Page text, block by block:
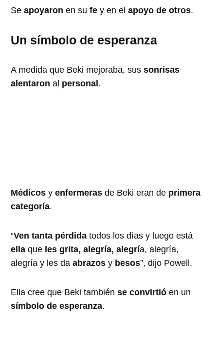
Seapoyaron en sufe y en elapoyo de otros.
Un símbolo de esperanza
A medida que Beki mejoraba, sussonrisas
alentaron al personal.
Médicos yenfermeras de Beki eran de primera
categoría.
“Ven tanta pérdida todos los días y luego está
ella que les grita, alegría, alegría, alegría,
alegría y les daabrazos y besos”, dijo Powell.
Ella cree que Beki también se convirtió en un
símbolo de esperanza.